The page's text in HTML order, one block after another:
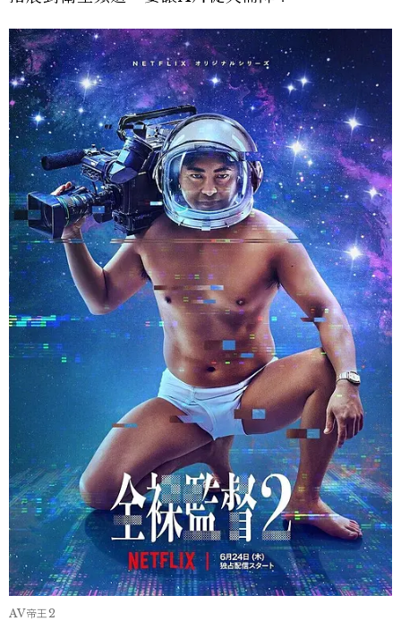
AV帝王2